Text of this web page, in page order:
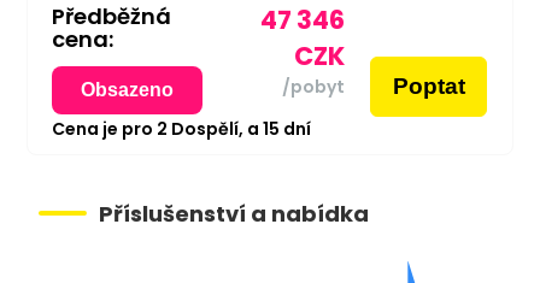
Předběžná
cena:
Obsazeno
47 346
CZK
/pobyt Poptat
Cena je pro 2 Dospělí, a 15 dní
Příslušenství a nabídka